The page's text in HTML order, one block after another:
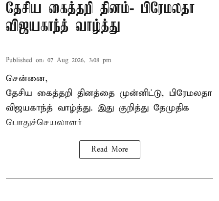
தேசிய கைத்தறி தினம்- பிரேமலதா
விஜயகாந்த் வாழ்த்து
Published on: 07 Aug 2026, 3:08 pm
சென்னை,
தேசிய கைத்தறி தினத்தை முன்னிட்டு, பிரேமலதா
விஜயகாந்த் வாழ்த்து. இது குறித்து தேமுதிக
பொதுச்செயலாளர்
Read More